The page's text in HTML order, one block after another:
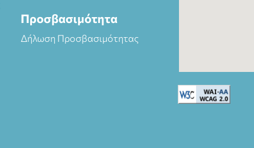
Προσβασιμότητα
Δήλωση Προσβασιμότητας